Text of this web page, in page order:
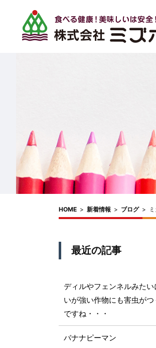
HOME > 新着情報 > ブログ>
最近の記事
ディルやフェンネルみたい
いが強い作物にも害虫がつ
ですね・・・
バナナピーマン